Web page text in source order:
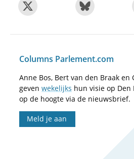
Columns Parlement.com
Anne Bos, Bert van den Braak en
geven wekelijks hun visie op Den
op de hoogte via de nieuwsbrief.
Meld je aan